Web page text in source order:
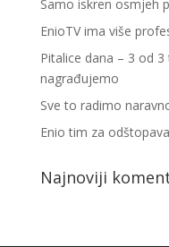
Samo iskren osmjeh
EnioTV ima više
Pitalice dana – 3 od
nagrađujemo
Sve to radimo
Enio tim za
Najnoviji